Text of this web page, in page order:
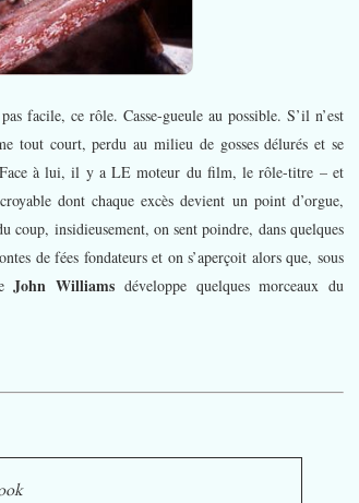
facile, ce rôle. Casse-gueule au possible. S’il n’est
tout court, perdu au milieu de gosses délurés et se
Face à lui, il y a LE moteur du film, le rôle-titre – et
dont chaque excès devient un point d’orgue,
insidieusement, on sent poindre, dans quelques
de fées fondateurs et on s’aperçoit alors que, sous
John Williams développe quelques morceaux du